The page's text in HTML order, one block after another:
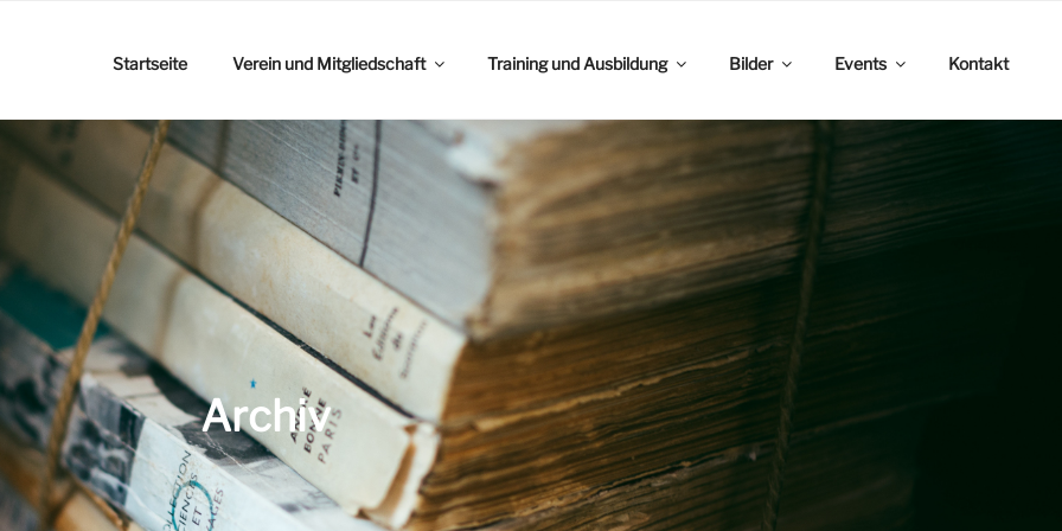
Archiv
Startseite Verein und Mitgliedschaft Training und Ausbildung Bilder Events Kontakt